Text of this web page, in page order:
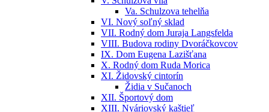
Va. Schulzova tehelňa
VI. Nový soľný sklad
VII. Rodný dom Juraja Langsfelda
VIII. Budova rodiny Dvoráčkovcov
IX. Dom Eugena Lazišťana
X. Rodný dom Ruda Morica
XI. Židovský cintorín
Židia v Sučanoch
XII. Športový dom
XIII. Nyáriovský kaštieľ